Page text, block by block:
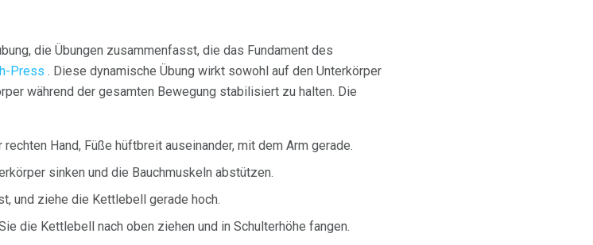
die Übungen zusammenfasst, die das Fundament des
Press . Diese dynamische Übung wirkt sowohl auf den Unterkörper
während der gesamten Bewegung stabilisiert zu halten. Die
Hand, Füße hüftbreit auseinander, mit dem Arm gerade.
sinken und die Bauchmuskeln abstützen.
und ziehe die Kettlebell gerade hoch.
die Kettlebell nach oben ziehen und in Schulterhöhe fangen.